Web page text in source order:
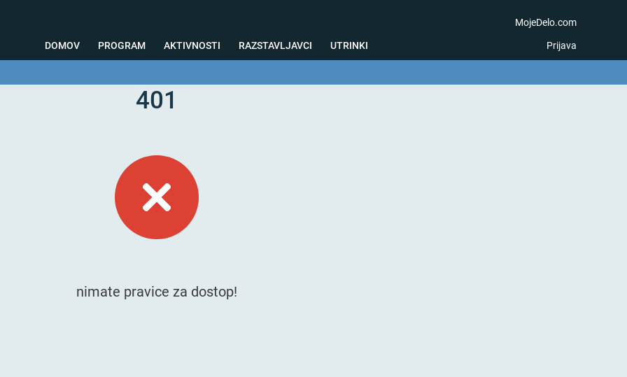
DOMOV PROGRAM AKTIVNOSTI
Testiranja
RAZSTAVLJAVCI UTRINKI
MojeDelo.com
Prijava
401
nimate pravice za dostop!